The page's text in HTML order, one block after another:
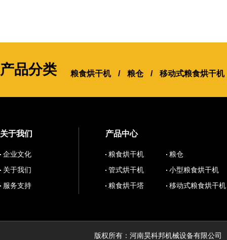
产品分类 粮食烘干机 / 粮仓 / 移动式粮食烘干机
关于我们
企业文化
关于我们
服务支持
产品中心
粮食烘干机
粮仓
管式烘干机
小型粮食烘干机
粮食烘干塔
移动式粮食烘干机
版权所有：河南昊科邦机械设备有限公